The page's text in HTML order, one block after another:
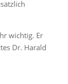
wichtig. Er
Dr. Harald